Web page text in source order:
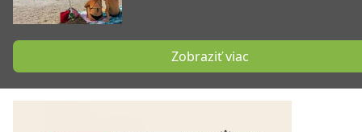
Zobraziť viac